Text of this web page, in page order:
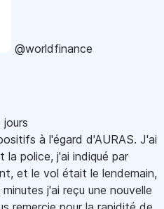
@worldfinance
jours
à l'égard d'AURAS. J'ai
la police, j'ai indiqué par
et le vol était le lendemain,
j'ai reçu une nouvelle